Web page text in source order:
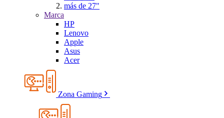
más de 27"
Marca
HP
Lenovo
Apple
Asus
Acer
Zona Gaming